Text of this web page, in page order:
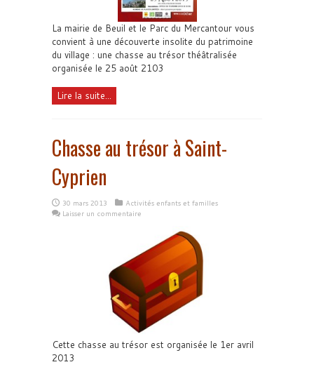
La mairie de Beuil et le Parc du Mercantour vous
convient à une découverte insolite du patrimoine
du village : une chasse au trésor théâtralisée
organisée le 25 août 2103
Lire la suite...
Chasse au trésor à Saint-
Cyprien
30 mars 2013
Activités enfants et familles
Laisser un commentaire
Cette chasse au trésor est organisée le 1er avril
2013